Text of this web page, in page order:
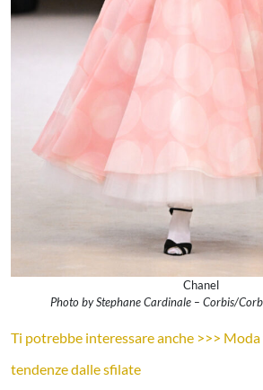
Chanel
Photo by Stephane Cardinale – Corbis/
Ti potrebbe interessare anche >>>
tendenze dalle sfilate